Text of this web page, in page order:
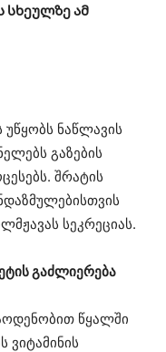
სხეულზე ამ
ნაწლავის
გაზების
შრატის
სეკრეციას.
გაძლიერება
წყალში
ვიტამინის